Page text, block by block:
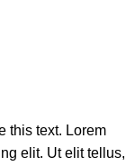
this text. Lorem
elit. Ut elit tellus,